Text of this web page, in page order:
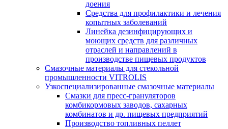
доения
Средства для профилактики и лечения
копытных заболеваний
Линейка дезинфицирующих и
моющих средств для различных
отраслей и направлений в
производстве пищевых продуктов
Смазочные материалы для стекольной
промышленности VITROLIS
Узкоспециализированные смазочные материалы
Смазки для пресс-грануляторов
комбикормовых заводов, сахарных
комбинатов и др. пищевых предприятий
Производство топливных пеллет